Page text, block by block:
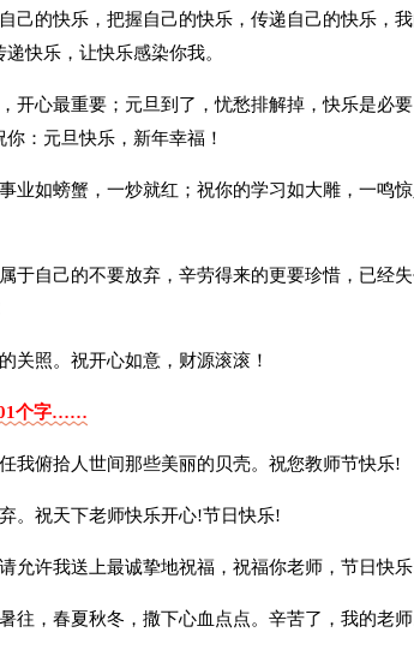
己的快乐，把握自己的快乐，传递自己的快乐，
快乐，让快乐感染你我。
开心最重要；元旦到了，忧愁排解掉，快乐是必
：元旦快乐，新年幸福！
业如螃蟹，一炒就红；祝你的学习如大雕，一鸣
于自己的不要放弃，辛劳得来的更要珍惜，已经
关照。祝开心如意，财源滚滚！
个字……
我俯拾人世间那些美丽的贝壳。祝您教师节快乐!
。祝天下老师快乐开心!节日快乐!
允许我送上最诚挚地祝福，祝福你老师，节日快
往，春夏秋冬，撒下心血点点。辛苦了，我的老师